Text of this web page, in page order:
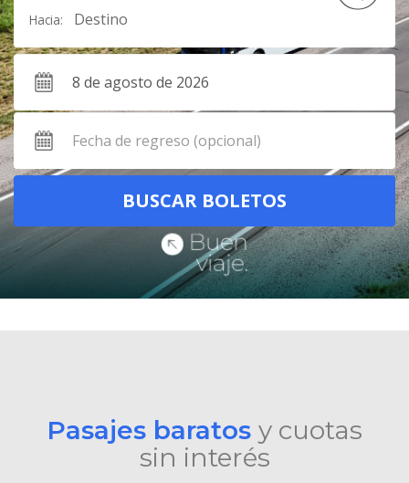
Pasajes baratos y cuotas
sin interés